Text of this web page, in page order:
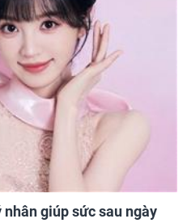
giúp sức sau ngày